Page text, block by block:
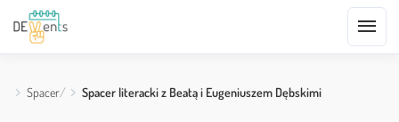
menu
Spacer Spacer literacki z Beatą i Eugeniuszem Dębskimi